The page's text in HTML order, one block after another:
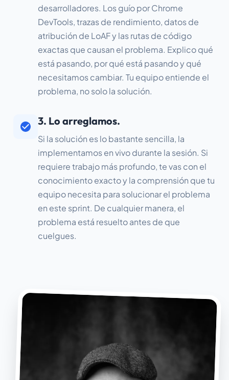
desarrolladores. Los guío por Chrome
DevTools, trazas de rendimiento, datos de
atribución de LoAF y las rutas de código
exactas que causan el problema. Explico qué
está pasando, por qué está pasando y qué
necesitamos cambiar. Tu equipo entiende el
problema, no solo la solución.
3. Lo arreglamos.
Si la solución es lo bastante sencilla, la
implementamos en vivo durante la sesión. Si
requiere trabajo más profundo, te vas con el
conocimiento exacto y la comprensión que tu
equipo necesita para solucionar el problema
en este sprint. De cualquier manera, el
problema está resuelto antes de que
cuelgues.